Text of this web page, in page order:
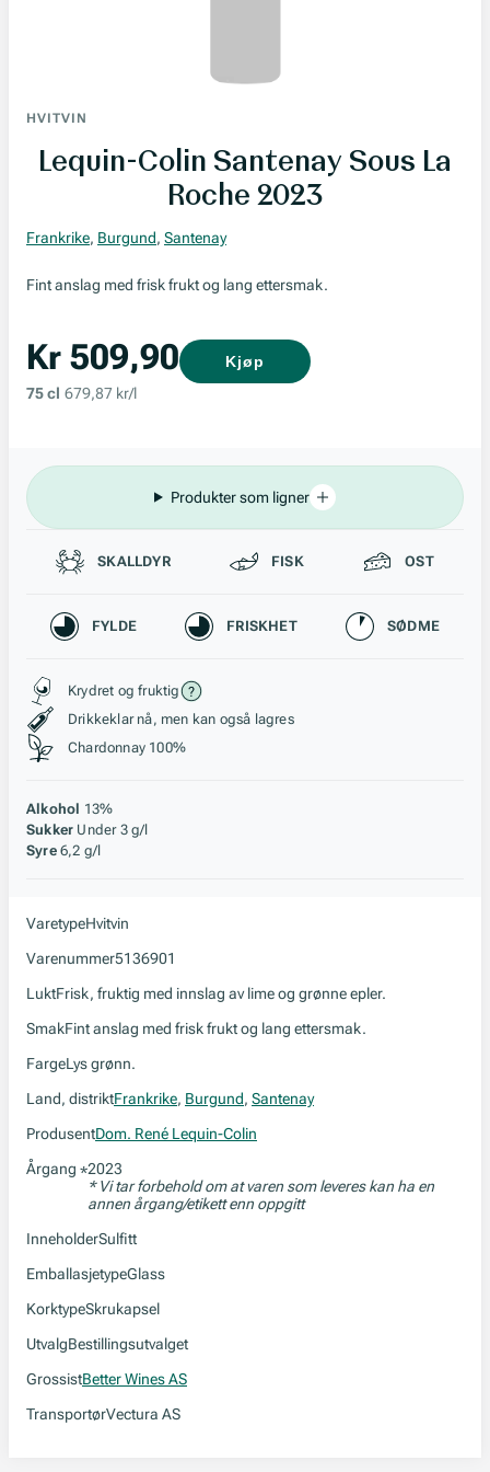
HVITVIN
Lequin-Colin Santenay Sous La
Roche 2023
Frankrike, Burgund, Santenay
Fint anslag med frisk frukt og lang ettersmak.
Kr 509,90
75 cl 679,87 kr/l
Kjøp
Produkter som ligner
Passer til
SKALLDYR FISK OST
Karakteristikk
FYLDE FRISKHET SØDME
Stil, lagring og råstoff
Krydret og fruktig
Drikkeklar nå, men kan også lagres
Chardonnay 100%
Alkohol 13%
Sukker Under 3 g/l
Syre 6,2 g/l
VaretypeHvitvin
Varenummer5136901
LuktFrisk, fruktig med innslag av lime og grønne epler.
SmakFint anslag med frisk frukt og lang ettersmak.
FargeLys grønn.
Land, distriktFrankrike, Burgund, Santenay
ProdusentDom. René Lequin-Colin
Årgang *2023
* Vi tar forbehold om at varen som leveres kan ha en
annen årgang/etikett enn oppgitt
InneholderSulfitt
EmballasjetypeGlass
KorktypeSkrukapsel
UtvalgBestillingsutvalget
GrossistBetter Wines AS
TransportørVectura AS